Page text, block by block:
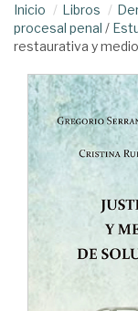
Inicio Libros
procesal penal /
restaurativa y